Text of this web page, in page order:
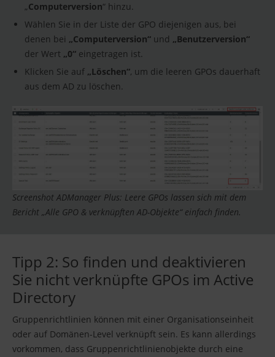
„Computerversion“ hinzu.
Wählen Sie in der Liste der GPO diejenigen aus, bei
denen bei „Computerversion“ und „Benutzerversion“
der Wert „0“ eingetragen ist.
Klicken Sie auf „Löschen“, um die leeren GPOs dauerhaft
aus dem AD zu löschen.
Screenshot ADManager Plus: Leere GPOs lassen sich mit dem
Bericht „Alle GPO & verknüpften AD-Objekte“ einfach finden.
Tipp 2: So finden und deaktivieren
Sie nicht verknüpfte GPOs im Active
Directory
Gruppenrichtlinien können mit einer Organisationseinheit
oder auf Domänen-Level verknüpft sein. Es kann allerdings
vorkommen, dass Gruppenrichtlinienobjekte durch eine